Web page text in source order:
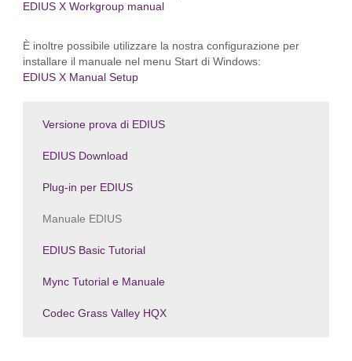
EDIUS X Workgroup manual
È inoltre possibile utilizzare la nostra configurazione per
installare il manuale nel menu Start di Windows:
EDIUS X Manual Setup
Versione prova di EDIUS
EDIUS Download
Plug-in per EDIUS
Manuale EDIUS
EDIUS Basic Tutorial
Mync Tutorial e Manuale
Codec Grass Valley HQX